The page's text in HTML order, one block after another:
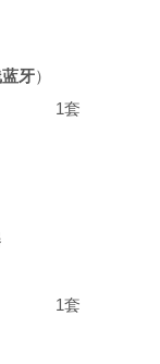
牙）
1套
1套